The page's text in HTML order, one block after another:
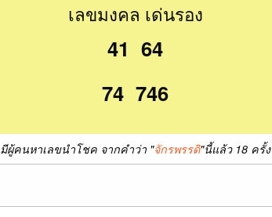
เลขมงคล เด่นรอง
41 64
74 746
มีผู้คนหาเลขนำโชค จากคำว่า "จักรพรรดิ"นี้แล้ว 18 ครั้ง